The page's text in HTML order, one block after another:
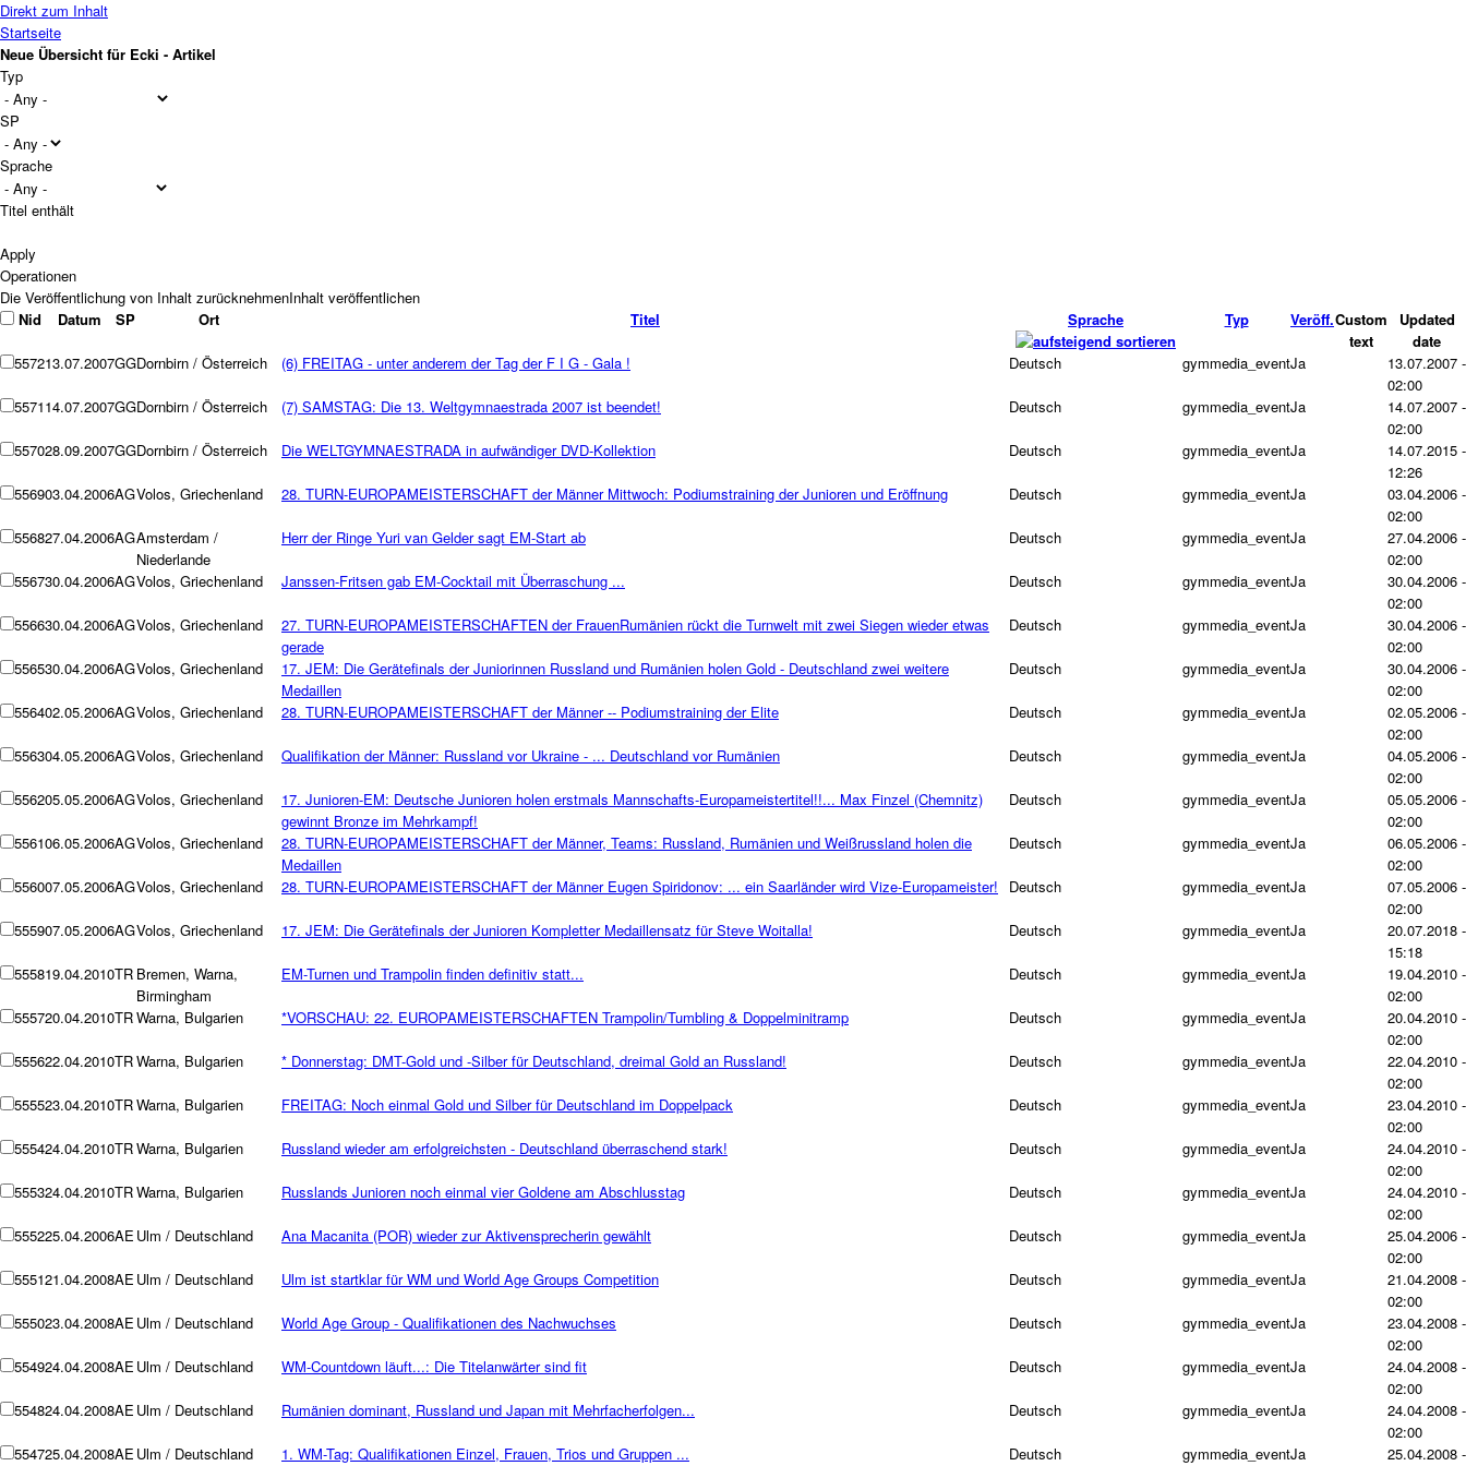
Direkt zum Inhalt
Startseite
Neue Übersicht für Ecki - Artikel
Typ
SP
Sprache
Titel enthält
Operationen
Nid Datum SP Ort Titel Sprache Typ Veröff.Custom
text
Updated
date
557213.07.2007GGDornbirn / Österreich (6) FREITAG - unter anderem der Tag der F I G - Gala ! Deutsch gymmedia_eventJa
13.07.2007 -
02:00
557114.07.2007GGDornbirn / Österreich (7) SAMSTAG: Die 13. Weltgymnaestrada 2007 ist beendet! Deutsch gymmedia_eventJa
14.07.2007 -
02:00
557028.09.2007GGDornbirn / Österreich Die WELTGYMNAESTRADA in aufwändiger DVD-Kollektion Deutsch gymmedia_eventJa
14.07.2015 -
12:26
556903.04.2006AGVolos, Griechenland 28. TURN-EUROPAMEISTERSCHAFT der Männer Mittwoch: Podiumstraining der Junioren und Eröffnung Deutsch gymmedia_eventJa
03.04.2006 -
02:00
556827.04.2006AGAmsterdam /
Niederlande
Herr der Ringe Yuri van Gelder sagt EM-Start ab Deutsch gymmedia_eventJa
27.04.2006 -
02:00
556730.04.2006AGVolos, Griechenland Janssen-Fritsen gab EM-Cocktail mit Überraschung ... Deutsch gymmedia_eventJa
30.04.2006 -
02:00
556630.04.2006AGVolos, Griechenland
27. TURN-EUROPAMEISTERSCHAFTEN der FrauenRumänien rückt die Turnwelt mit zwei Siegen wieder etwas
gerade
Deutsch gymmedia_eventJa
30.04.2006 -
02:00
556530.04.2006AGVolos, Griechenland
17. JEM: Die Gerätefinals der Juniorinnen Russland und Rumänien holen Gold - Deutschland zwei weitere
Medaillen
Deutsch gymmedia_eventJa
30.04.2006 -
02:00
556402.05.2006AGVolos, Griechenland 28. TURN-EUROPAMEISTERSCHAFT der Männer -- Podiumstraining der Elite Deutsch gymmedia_eventJa
02.05.2006 -
02:00
556304.05.2006AGVolos, Griechenland Qualifikation der Männer: Russland vor Ukraine - ... Deutschland vor Rumänien Deutsch gymmedia_eventJa
04.05.2006 -
02:00
556205.05.2006AGVolos, Griechenland
17. Junioren-EM: Deutsche Junioren holen erstmals Mannschafts-Europameistertitel!!... Max Finzel (Chemnitz)
gewinnt Bronze im Mehrkampf!
Deutsch gymmedia_eventJa
05.05.2006 -
02:00
556106.05.2006AGVolos, Griechenland
28. TURN-EUROPAMEISTERSCHAFT der Männer, Teams: Russland, Rumänien und Weißrussland holen die
Medaillen
Deutsch gymmedia_eventJa
06.05.2006 -
02:00
556007.05.2006AGVolos, Griechenland 28. TURN-EUROPAMEISTERSCHAFT der Männer Eugen Spiridonov: ... ein Saarländer wird Vize-Europameister! Deutsch gymmedia_eventJa
07.05.2006 -
02:00
555907.05.2006AGVolos, Griechenland 17. JEM: Die Gerätefinals der Junioren Kompletter Medaillensatz für Steve Woitalla! Deutsch gymmedia_eventJa
20.07.2018 -
15:18
555819.04.2010TR Bremen, Warna,
Birmingham
EM-Turnen und Trampolin finden definitiv statt... Deutsch gymmedia_eventJa
19.04.2010 -
02:00
555720.04.2010TRWarna, Bulgarien *VORSCHAU: 22. EUROPAMEISTERSCHAFTEN Trampolin/Tumbling & Doppelminitramp Deutsch gymmedia_eventJa
20.04.2010 -
02:00
555622.04.2010TRWarna, Bulgarien * Donnerstag: DMT-Gold und -Silber für Deutschland, dreimal Gold an Russland! Deutsch gymmedia_eventJa
22.04.2010 -
02:00
555523.04.2010TRWarna, Bulgarien FREITAG: Noch einmal Gold und Silber für Deutschland im Doppelpack Deutsch gymmedia_eventJa
23.04.2010 -
02:00
555424.04.2010TRWarna, Bulgarien Russland wieder am erfolgreichsten - Deutschland überraschend stark! Deutsch gymmedia_eventJa
24.04.2010 -
02:00
555324.04.2010TRWarna, Bulgarien Russlands Junioren noch einmal vier Goldene am Abschlusstag Deutsch gymmedia_eventJa
24.04.2010 -
02:00
555225.04.2006AE Ulm / Deutschland Ana Macanita (POR) wieder zur Aktivensprecherin gewählt Deutsch gymmedia_eventJa
25.04.2006 -
02:00
555121.04.2008AE Ulm / Deutschland Ulm ist startklar für WM und World Age Groups Competition Deutsch gymmedia_eventJa
21.04.2008 -
02:00
555023.04.2008AE Ulm / Deutschland World Age Group - Qualifikationen des Nachwuchses Deutsch gymmedia_eventJa
23.04.2008 -
02:00
554924.04.2008AE Ulm / Deutschland WM-Countdown läuft...: Die Titelanwärter sind fit Deutsch gymmedia_eventJa
24.04.2008 -
02:00
554824.04.2008AE Ulm / Deutschland Rumänien dominant, Russland und Japan mit Mehrfacherfolgen... Deutsch gymmedia_eventJa
24.04.2008 -
02:00
554725.04.2008AE Ulm / Deutschland 1. WM-Tag: Qualifikationen Einzel, Frauen, Trios und Gruppen ... Deutsch gymmedia_eventJa
25.04.2008 -